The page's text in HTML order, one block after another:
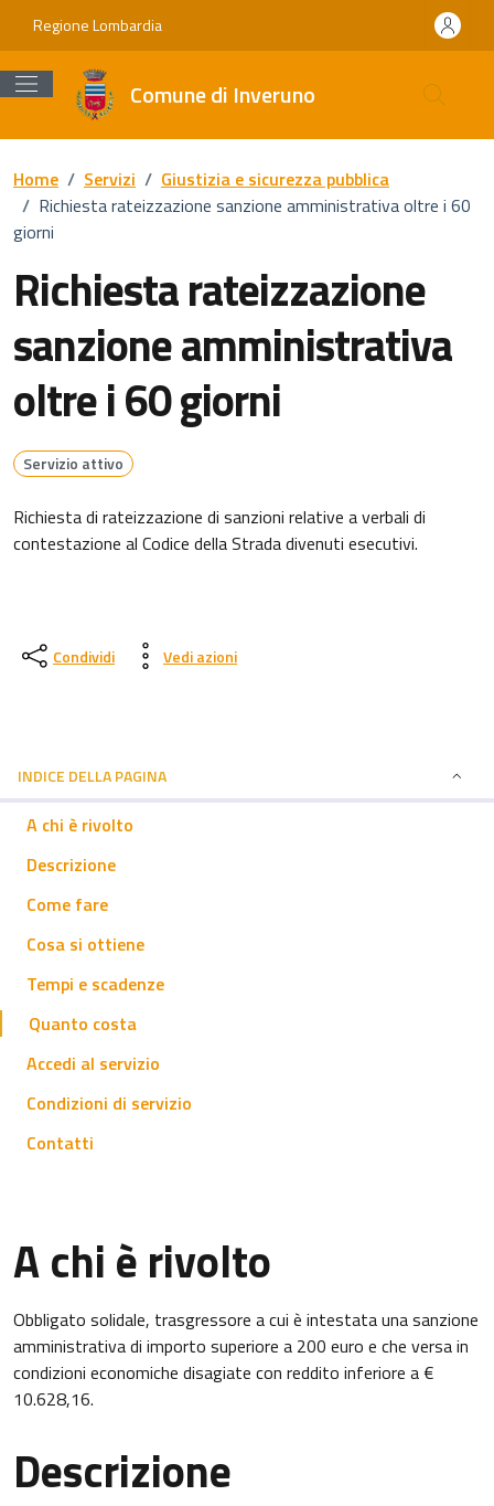
Vai ai contenuti
Vai al footer
Regione Lombardia
Comune di Inveruno
Home / Servizi / Giustizia e sicurezza pubblica
/ Richiesta rateizzazione sanzione amministrativa oltre i 60
giorni
Richiesta rateizzazione
sanzione amministrativa
oltre i 60 giorni
Servizio attivo
Richiesta di rateizzazione di sanzioni relative a verbali di
contestazione al Codice della Strada divenuti esecutivi.
Condividi Vedi azioni
INDICE DELLA PAGINA
A chi è rivolto
Descrizione
Come fare
Cosa si ottiene
Tempi e scadenze
Quanto costa
Accedi al servizio
Condizioni di servizio
Contatti
A chi è rivolto
Obbligato solidale, trasgressore a cui è intestata una sanzione
amministrativa di importo superiore a 200 euro e che versa in
condizioni economiche disagiate con reddito inferiore a €
10.628,16.
Descrizione